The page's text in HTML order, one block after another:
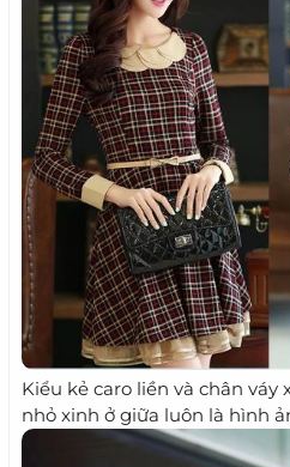
Kiểu kẻ caro liền và chân váy
nhỏ xinh ở giữa luôn là hình